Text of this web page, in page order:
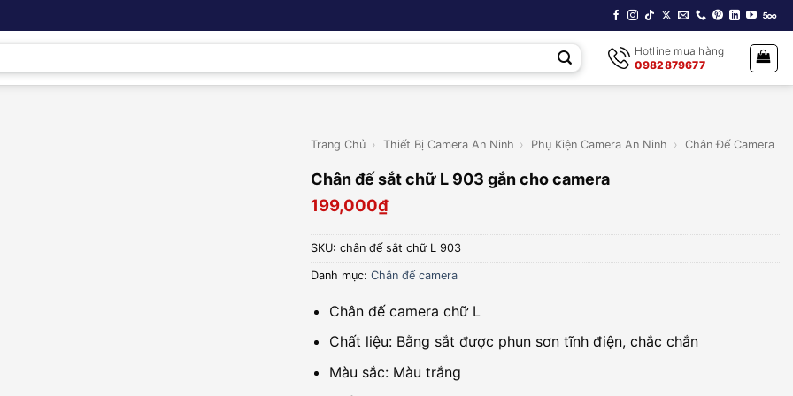
Hotline mua hàng
0982879677
Trang Chủ › Thiết Bị Camera An Ninh › Phụ Kiện Camera An Ninh › Chân Đế Camera
Chân đế sắt chữ L 903 gắn cho camera
199,000₫
SKU: chân đế sắt chữ L 903
Danh mục: Chân đế camera
Chân đế camera chữ L
Chất liệu: Bằng sắt được phun sơn tĩnh điện, chắc chắn
Màu sắc: Màu trắng